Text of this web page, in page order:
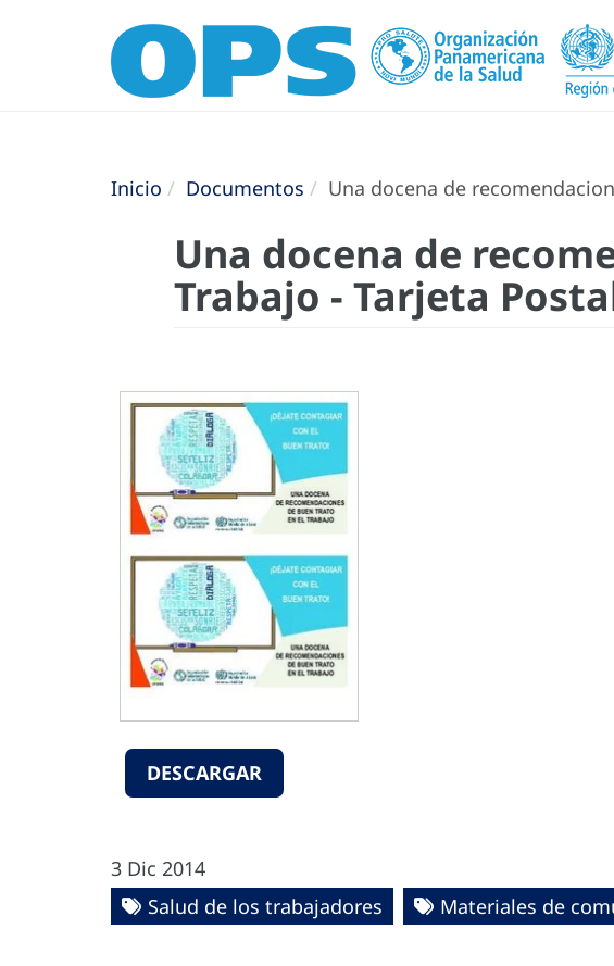
Inicio Documentos Una docena de
Una docena de
Trabajo - Tarjeta
DESCARGAR
3 Dic 2014
Salud de los trabajadores
Materiales de